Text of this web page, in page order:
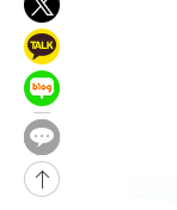
46.35%
-11041초 전 >
득표
-8959초 전 >
-1601초 전 >
50분 전 >
"얼마나 더웠
51분 전 >
손흥민, 68분
-31153초 전 >
데뷔전